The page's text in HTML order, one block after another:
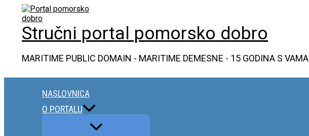
contentStručni portal pomorsko dobro
MARITIME PUBLIC DOMAIN - MARITIME DEMESNE - 15 GODINA S VAMA
NASLOVNICA
O PORTALU